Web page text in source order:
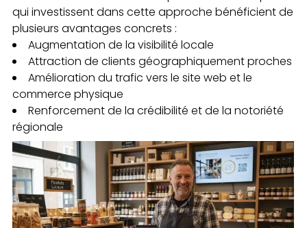
qui investissent dans cette approche bénéficient de
plusieurs avantages concrets :
Augmentation de la visibilité locale
Attraction de clients géographiquement proches
Amélioration du trafic vers le site web et le
commerce physique
Renforcement de la crédibilité et de la notoriété
régionale